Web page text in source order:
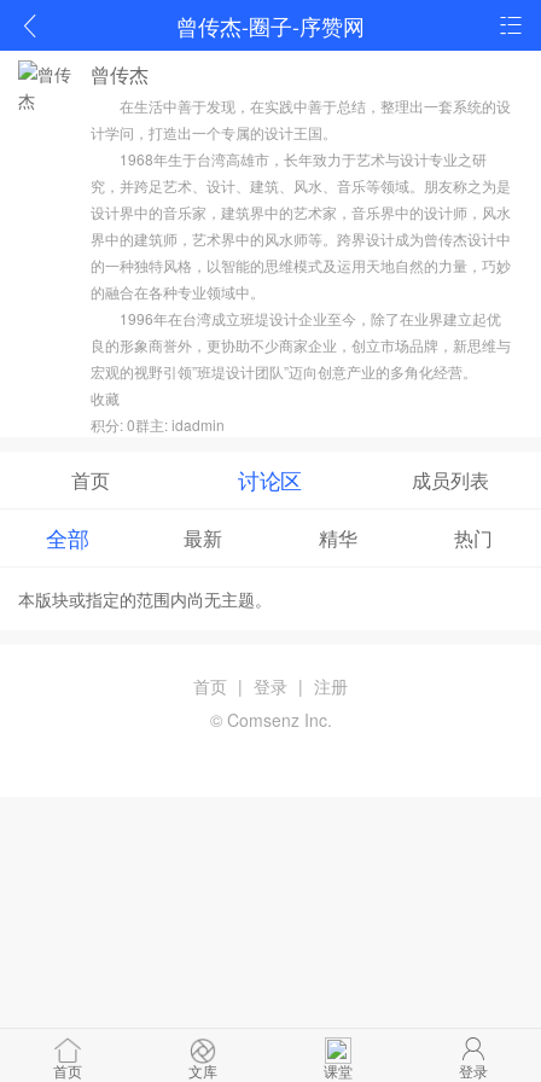
曾传杰-圈子-序赞网
曾传杰
在生活中善于发现，在实践中善于总结，整理出一套系统的设
计学问，打造出一个专属的设计王国。
1968年生于台湾高雄市，长年致力于艺术与设计专业之研
究，并跨足艺术、设计、建筑、风水、音乐等领域。朋友称之为是
设计界中的音乐家，建筑界中的艺术家，音乐界中的设计师，风水
界中的建筑师，艺术界中的风水师等。跨界设计成为曾传杰设计中
的一种独特风格，以智能的思维模式及运用天地自然的力量，巧妙
的融合在各种专业领域中。
1996年在台湾成立班堤设计企业至今，除了在业界建立起优
良的形象商誉外，更协助不少商家企业，创立市场品牌，新思维与
宏观的视野引领”班堤设计团队”迈向创意产业的多角化经营。
收藏
积分: 0群主:idadmin
首页 讨论区 成员列表
全部 最新 精华 热门
本版块或指定的范围内尚无主题。
首页 文库 课堂 登录
首页 | 登录 | 注册
© Comsenz Inc.